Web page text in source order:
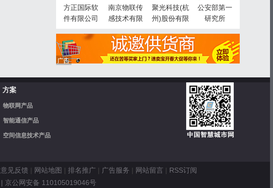
方正国际软
件有限公司
南京物联传
感技术有限
聚光科技(杭
州)股份有限
公安部第一
研究所
方案
物联网产品
智能通信产品
空间信息技术产品
意见反馈 | 网站地图 | 排名推广 | 广告服务 | 网站留言 | RSS订阅
| 京公网安备 110105019046号